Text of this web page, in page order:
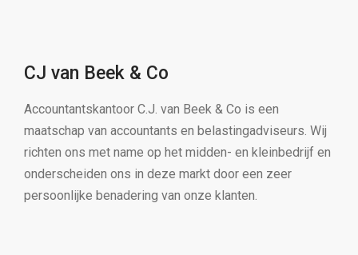
CJ van Beek & Co
Accountantskantoor C.J. van Beek & Co is een
maatschap van accountants en belastingadviseurs. Wij
richten ons met name op het midden- en kleinbedrijf en
onderscheiden ons in deze markt door een zeer
persoonlijke benadering van onze klanten.